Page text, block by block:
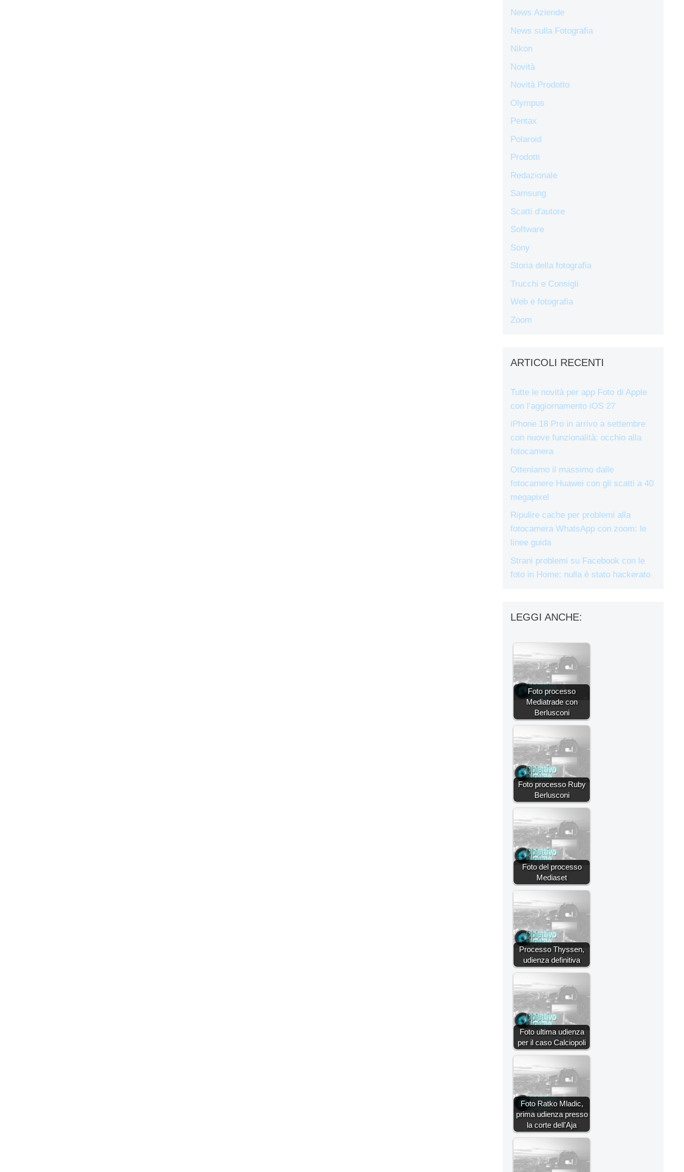
News Aziende
News sulla Fotografia
Nikon
Novità
Novità Prodotto
Olympus
Pentax
Polaroid
Prodotti
Redazionale
Samsung
Scatti d'autore
Software
Sony
Storia della fotografia
Trucchi e Consigli
Web e fotografia
Zoom
ARTICOLI RECENTI
Tutte le novità per app Foto di Apple
con l’aggiornamento iOS 27
iPhone 18 Pro in arrivo a settembre
con nuove funzionalità: occhio alla
fotocamera
Otteniamo il massimo dalle
fotocamere Huawei con gli scatti a 40
megapixel
Ripulire cache per problemi alla
fotocamera WhatsApp con zoom: le
linee guida
Strani problemi su Facebook con le
foto in Home: nulla è stato hackerato
LEGGI ANCHE:
Foto processo
Mediatrade con
Berlusconi
Foto processo Ruby
Berlusconi
Foto del processo
Mediaset
Processo Thyssen,
udienza definitiva
Foto ultima udienza
per il caso Calciopoli
Foto Ratko Mladic,
prima udienza presso
la corte dell'Aja